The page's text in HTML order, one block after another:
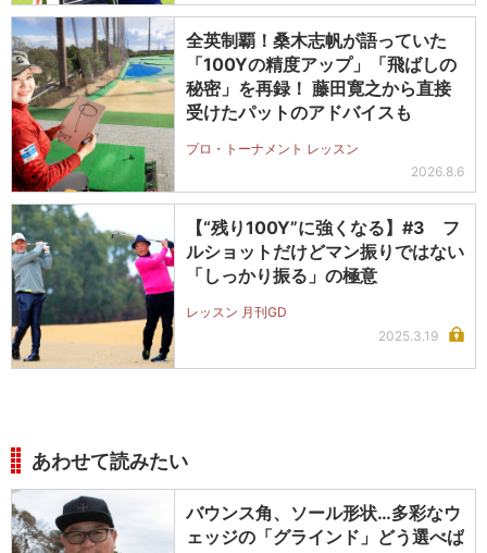
全英制覇！桑木志帆が語っていた
「100Yの精度アップ」「飛ばしの
秘密」を再録！ 藤田寛之から直接
受けたパットのアドバイスも
プロ・トーナメント レッスン
2026.8.6
【“残り100Y”に強くなる】#3 フ
ルショットだけどマン振りではない
「しっかり振る」の極意
レッスン 月刊GD
2025.3.19
あわせて読みたい
バウンス角、ソール形状…多彩なウ
ェッジの「グラインド」どう選べば